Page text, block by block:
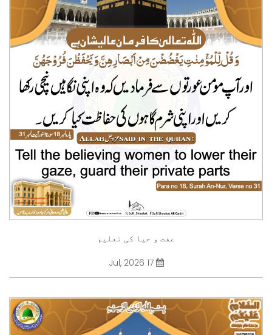
عفت و حیا کی تعلیم
17 Jul, 2026